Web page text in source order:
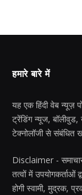
हमारे बारे में
यह एक हिंदी वेब न्यूज़
ट्रेंडिंग न्यूज,
टेक्नोलॉजी से संबंधित
Disclaimer -
तत्वों में उपयोगकर्ताओं
होगी स्वामी, मुद्रक,